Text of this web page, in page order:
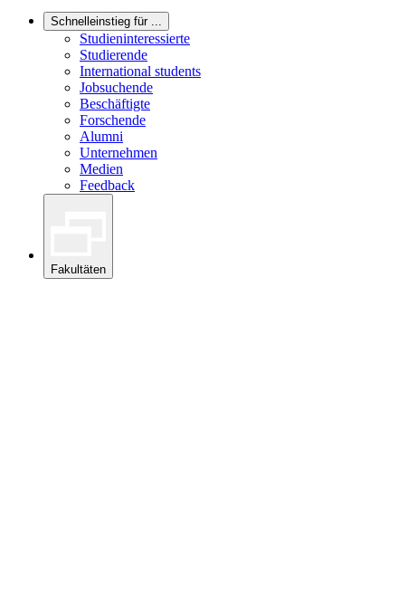
Schnelleinstieg für ...
Studieninteressierte
Studierende
International students
Jobsuchende
Beschäftigte
Forschende
Alumni
Unternehmen
Medien
Feedback
Fakultäten